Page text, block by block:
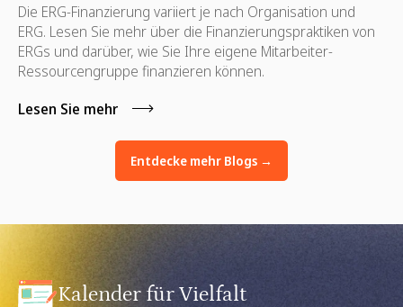
Die ERG-Finanzierung variiert je nach Organisation und
ERG. Lesen Sie mehr über die Finanzierungspraktiken von
ERGs und darüber, wie Sie Ihre eigene Mitarbeiter-
Ressourcengruppe finanzieren können.
Lesen Sie mehr
Entdecke mehr Blogs →
Kalender für Vielfalt